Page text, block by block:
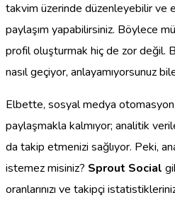
takvim üzerinde düzenleyebilir ve
paylaşım yapabilirsiniz. Böylece
profil oluşturmak hiç de zor değil.
nasıl geçiyor, anlayamıyorsunuz
Elbette, sosyal medya otomasyon
paylaşmakla kalmıyor; analitik
da takip etmenizi sağlıyor. Peki,
istemez misiniz? Sprout Social
oranlarınızı ve takipçi